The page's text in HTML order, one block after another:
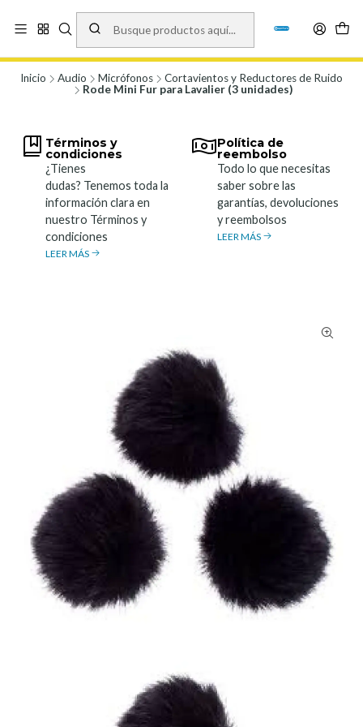
Vísita nuestro local en Los Agustinos 5478, Ñuñoa. Lunes a Viernes 9.30 a
19.00, Sábados 10:00 a 19:00 y Domingos de 10:00 a 17:00
Inicio Audio Micrófonos
Cortavientos y Reductores de Ruido
Rode Mini Fur para Lavalier (3 unidades)
Términos y
condiciones
¿Tienes
dudas? Tenemos toda la
información clara en
nuestro Términos y
condiciones
LEER MÁS
Política de
reembolso
Todo lo que necesitas
saber sobre las
garantías, devoluciones
y reembolsos
LEER MÁS